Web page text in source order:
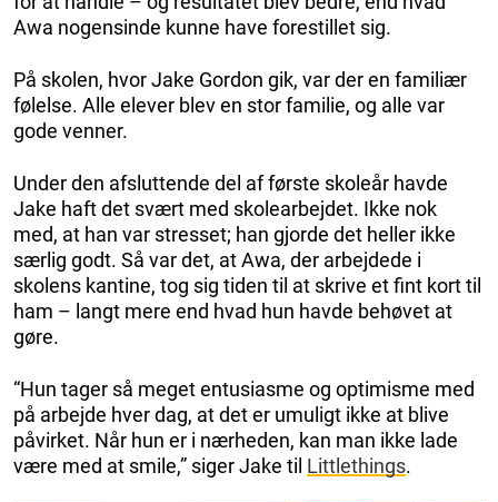
Awa nogensinde kunne have forestillet sig.
På skolen, hvor Jake Gordon gik, var der en familiær
følelse. Alle elever blev en stor familie, og alle var
gode venner.
Under den afsluttende del af første skoleår havde
Jake haft det svært med skolearbejdet. Ikke nok
med, at han var stresset; han gjorde det heller ikke
særlig godt. Så var det, at Awa, der arbejdede i
skolens kantine, tog sig tiden til at skrive et fint kort til
ham – langt mere end hvad hun havde behøvet at
gøre.
“Hun tager så meget entusiasme og optimisme med
på arbejde hver dag, at det er umuligt ikke at blive
påvirket. Når hun er i nærheden, kan man ikke lade
være med at smile,” siger Jake til Littlethings.